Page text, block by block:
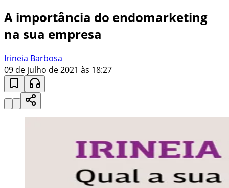
A importância do endomarketing
na sua empresa
Irineia Barbosa
09 de julho de 2021 às 18:27